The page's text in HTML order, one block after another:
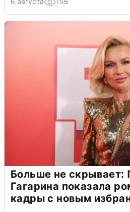
Больше не скрывает:
Гагарина показала
кадры с новым